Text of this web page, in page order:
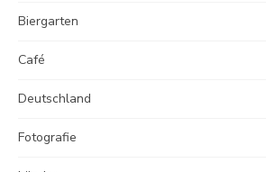
Biergarten
Café
Deutschland
Fotografie